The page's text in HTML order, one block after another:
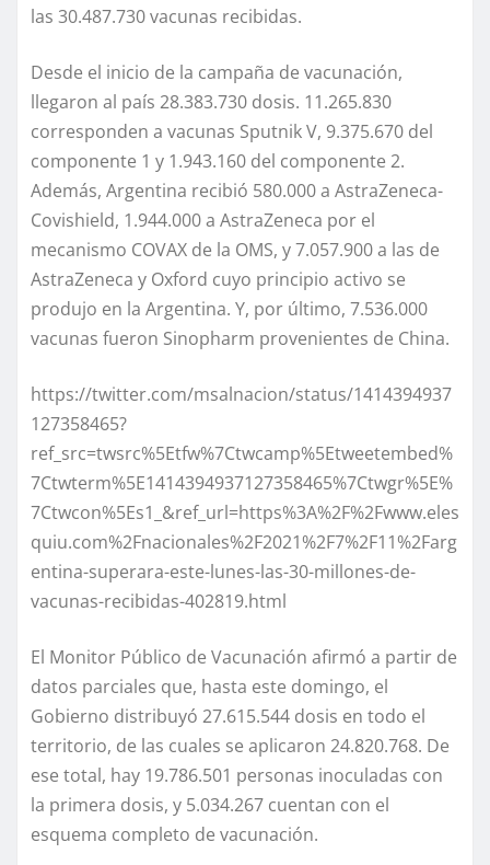
las 30.487.730 vacunas recibidas.
Desde el inicio de la campaña de vacunación,
llegaron al país 28.383.730 dosis. 11.265.830
corresponden a vacunas Sputnik V, 9.375.670 del
componente 1 y 1.943.160 del componente 2.
Además, Argentina recibió 580.000 a AstraZeneca-
Covishield, 1.944.000 a AstraZeneca por el
mecanismo COVAX de la OMS, y 7.057.900 a las de
AstraZeneca y Oxford cuyo principio activo se
produjo en la Argentina. Y, por último, 7.536.000
vacunas fueron Sinopharm provenientes de China.
https://twitter.com/msalnacion/status/1414394937
127358465?
ref_src=twsrc%5Etfw%7Ctwcamp%5Etweetembed%
7Ctwterm%5E1414394937127358465%7Ctwgr%5E%
7Ctwcon%5Es1_&ref_url=https%3A%2F%2Fwww.eles
quiu.com%2Fnacionales%2F2021%2F7%2F11%2Farg
entina-superara-este-lunes-las-30-millones-de-
vacunas-recibidas-402819.html
El Monitor Público de Vacunación afirmó a partir de
datos parciales que, hasta este domingo, el
Gobierno distribuyó 27.615.544 dosis en todo el
territorio, de las cuales se aplicaron 24.820.768. De
ese total, hay 19.786.501 personas inoculadas con
la primera dosis, y 5.034.267 cuentan con el
esquema completo de vacunación.